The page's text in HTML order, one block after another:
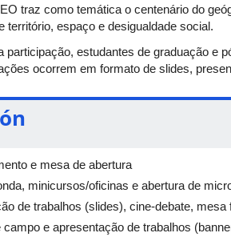
traz como temática o centenário do
território, espaço e desigualdade social.
participação, estudantes de graduação e
ocorrem em formato de slides,
e mesa de abertura
minicursos/oficinas e abertura de
de trabalhos (slides), cine-debate, mesa
campo e apresentação de trabalhos